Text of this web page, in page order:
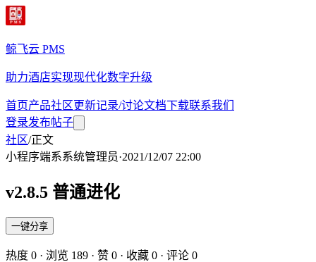
鲸飞云 PMS
助力酒店实现现代化数字升级
首页产品社区更新记录/讨论文档下载联系我们
登录发布帖子
社区/正文
小程序端系系统管理员·2021/12/07 22:00
v2.8.5 普通进化
一键分享
热度 0 · 浏览 189 · 赞 0 · 收藏 0 · 评论 0